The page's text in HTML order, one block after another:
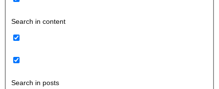
Search in content
Search in posts